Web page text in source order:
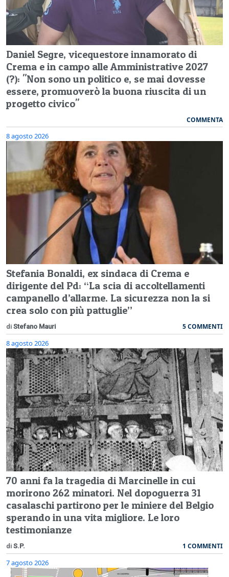
Daniel Segre, vicequestore innamorato di
Crema e in campo alle Amministrative 2027
(?): "Non sono un politico e, se mai dovesse
essere, promuoverò la buona riuscita di un
progetto civico"
COMMENTA
8 agosto 2026
Stefania Bonaldi, ex sindaca di Crema e
dirigente del Pd: “La scia di accoltellamenti
campanello d’allarme. La sicurezza non la si
crea solo con più pattuglie”
di Stefano Mauri 5 COMMENTI
8 agosto 2026
70 anni fa la tragedia di Marcinelle in cui
morirono 262 minatori. Nel dopoguerra 31
casalaschi partirono per le miniere del Belgio
sperando in una vita migliore. Le loro
testimonianze
di S.P. 1 COMMENTI
7 agosto 2026